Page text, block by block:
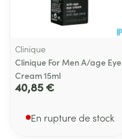
Clinique
Clinique For Men A/age Eye
Cream 15ml
40,85 €
En rupture de stock